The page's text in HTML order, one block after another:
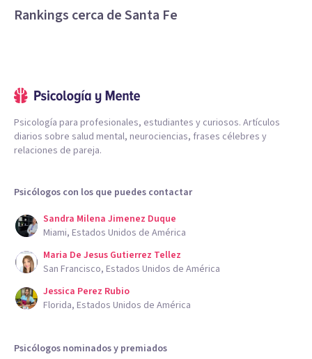
Rankings cerca de Santa Fe
Psicología para profesionales, estudiantes y curiosos. Artículos
diarios sobre salud mental, neurociencias, frases célebres y
relaciones de pareja.
Psicólogos con los que puedes contactar
Sandra Milena Jimenez Duque
Miami, Estados Unidos de América
Maria De Jesus Gutierrez Tellez
San Francisco, Estados Unidos de América
Jessica Perez Rubio
Florida, Estados Unidos de América
Psicólogos nominados y premiados